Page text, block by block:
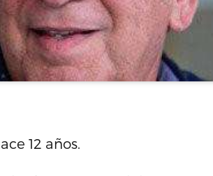
12 años.